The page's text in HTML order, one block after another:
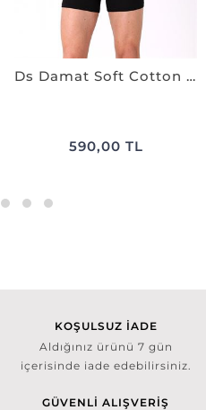
Ds Damat Soft Cotton 2'li Boxer SİYAH
590,00 TL
KOŞULSUZ İADE
Aldığınız ürünü 7 gün
içerisinde iade edebilirsiniz.
GÜVENLİ ALIŞVERİŞ